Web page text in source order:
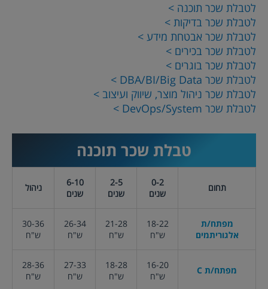
לטבלת שכר תוכנה >
לטבלת שכר בדיקות >
לטבלת שכר אבטחת מידע >
לטבלת שכר בכירים >
לטבלת שכר בוגרים >
לטבלת שכר DBA/BI/Big Data >
לטבלת שכר ניהול מוצר, שיווק ועיצוב >
לטבלת שכר DevOps/System >
טבלת שכר תוכנה
תחום
0-2
שנים
2-5
שנים
6-10
שנים
ניהול
מפתח/ת
אלגוריתמים
18-22
ש"ח
21-28
ש"ח
26-34
ש"ח
30-36
ש"ח
מפתח/ת C
16-20
ש"ח
18-28
ש"ח
27-33
ש"ח
28-36
ש"ח